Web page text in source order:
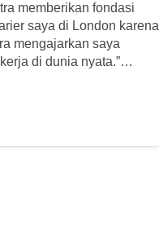
memberikan fondasi
saya di London karena
mengajarkan saya
di dunia nyata.”…